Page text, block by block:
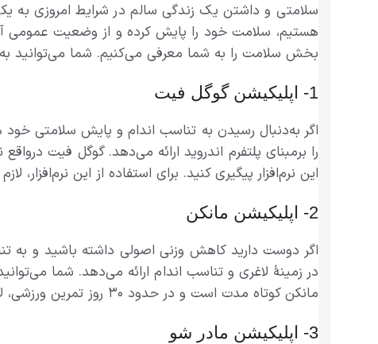
سلامتی و داشتن یک زندگی سالم در شرایط امروزی به
هستیم، سلامت خود را پایش کرده و از وضعیت عمومی
بخش سلامت را به شما معرفی می‌کنیم. شما می‌توانید به
1- اپلیکیشن گوگل فیت
اگر به‌دنبال رسیدن به تناسب اندام و پایش سلامتی
این نرم‌افزار پیگیری کنید. برای استفاده از این نرم‌افزار،
2- اپلیکیشن مانکن
اگر دوست دارید کاهش وزنی اصولی داشته باشید و به
در زمینهٔ لاغری و تناسب اندام ارائه می‌دهد. شما
مانکن کوتاه مدت است و در حدود ۳۰ روز تمرین ورزشی، لاغری و کاهش وزن را برای شما به ارمغان می آورد.
3- اپلیکیشن مادر شو